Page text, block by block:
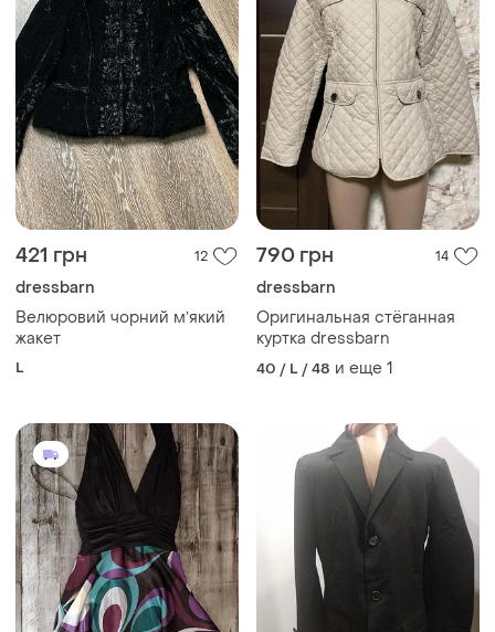
421 грн 12
dressbarn
Велюровий чорний мʼякий
жакет
L
790 грн 14
dressbarn
Оригинальная стёганная
куртка dressbarn
40 / L / 48 и еще 1